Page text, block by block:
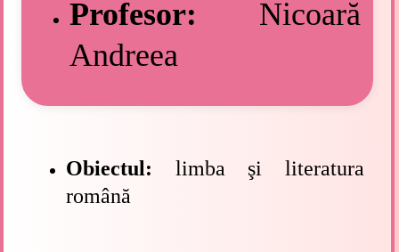
Profesor: Nicoară
Andreea
Obiectul: limba şi literatura
română